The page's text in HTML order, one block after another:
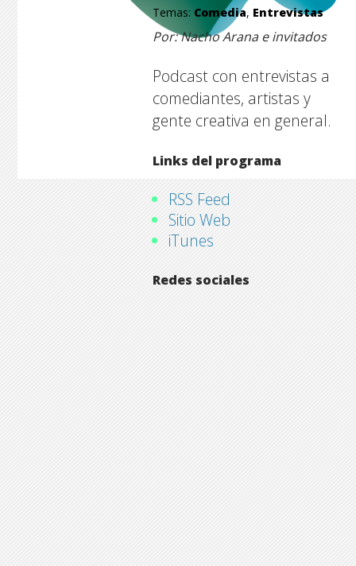
Temas: Comedia, Entrevistas
Por: Nacho Arana e invitados
Podcast con entrevistas a
comediantes, artistas y
gente creativa en general.
Links del programa
RSS Feed
Sitio Web
iTunes
Redes sociales